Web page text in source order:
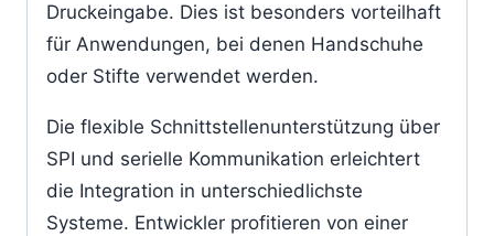
Druckeingabe. Dies ist besonders vorteilhaft
für Anwendungen, bei denen Handschuhe
oder Stifte verwendet werden.
Die flexible Schnittstellenunterstützung über
SPI und serielle Kommunikation erleichtert
die Integration in unterschiedlichste
Systeme. Entwickler profitieren von einer